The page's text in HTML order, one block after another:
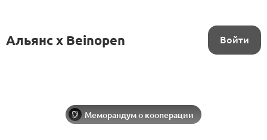
Альянс x Beinopen Войти
Меморандум о кооперации